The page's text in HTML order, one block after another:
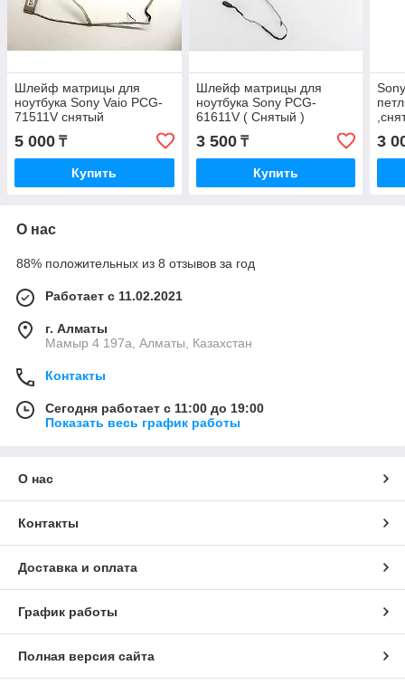
Шлейф матрицы для
ноутбука Sony Vaio PCG-
71511V снятый
5 000 ₸
Купить
Шлейф матрицы для
ноутбука Sony PCG-
61611V ( Снятый )
3 500₸
Купить
3
О нас
88% положительных из 8 отзывов за год
Работает с 11.02.2021
г. Алматы
Мамыр 4 197а, Алматы, Казахстан
Контакты
Сегодня работает с 11:00 до 19:00
Показать весь график работы
О нас
Контакты
Доставка и оплата
График работы
Полная версия сайта